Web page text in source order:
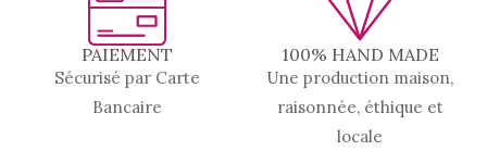
PAIEMENT
Sécurisé par Carte
Bancaire
100% HAND MADE
Une production maison,
raisonnée, éthique et
locale